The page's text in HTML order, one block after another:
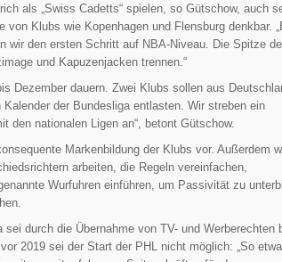
als „Swiss Cadetts“ spielen, so Gütschow, auch
von Klubs wie Kopenhagen und Flensburg denkbar.
wir den ersten Schritt auf NBA-Niveau. Die Spitze
und Kapuzenjacken trennen.“
Dezember dauern. Zwei Klubs sollen aus
der Bundesliga entlasten. Wir streben ein
den nationalen Ligen an“, betont Gütschow.
Markenbildung der Klubs vor. Außerdem
arbeiten, die Regeln vereinfachen,
Wurfuhren einführen, um Passivität zu
sei durch die Übernahme von TV- und Werberechten
2019 sei der Start der PHL nicht möglich: „So